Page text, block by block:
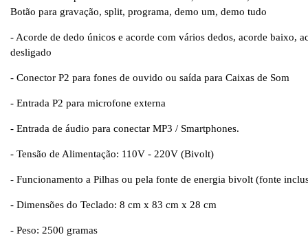
Botão para gravação, split, programa, demo um, demo tudo
- Acorde de dedo únicos e acorde com vários dedos, acorde baixo,
desligado
- Conector P2 para fones de ouvido ou saída para Caixas de Som
- Entrada P2 para microfone externa
- Entrada de áudio para conectar MP3 / Smartphones.
- Tensão de Alimentação: 110V - 220V (Bivolt)
- Funcionamento a Pilhas ou pela fonte de energia bivolt (fonte
- Dimensões do Teclado: 8 cm x 83 cm x 28 cm
- Peso: 2500 gramas